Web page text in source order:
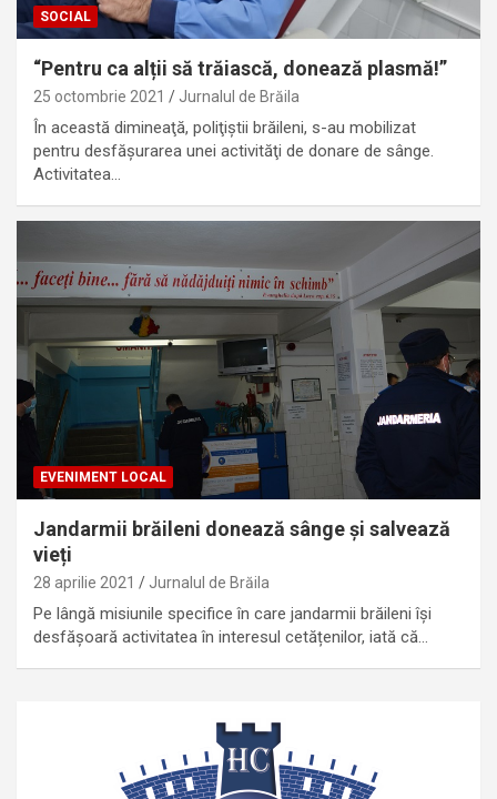
SOCIAL
“Pentru ca alții să trăiască, donează plasmă!”
25 octombrie 2021 Jurnalul de Brăila
În această dimineaţă, poliţiştii brăileni, s-au mobilizat
pentru desfăşurarea unei activităţi de donare de sânge.
Activitatea…
EVENIMENT LOCAL
Jandarmii brăileni donează sânge și salvează
vieți
28 aprilie 2021 Jurnalul de Brăila
Pe lângă misiunile specifice în care jandarmii brăileni își
desfășoară activitatea în interesul cetățenilor, iată că…